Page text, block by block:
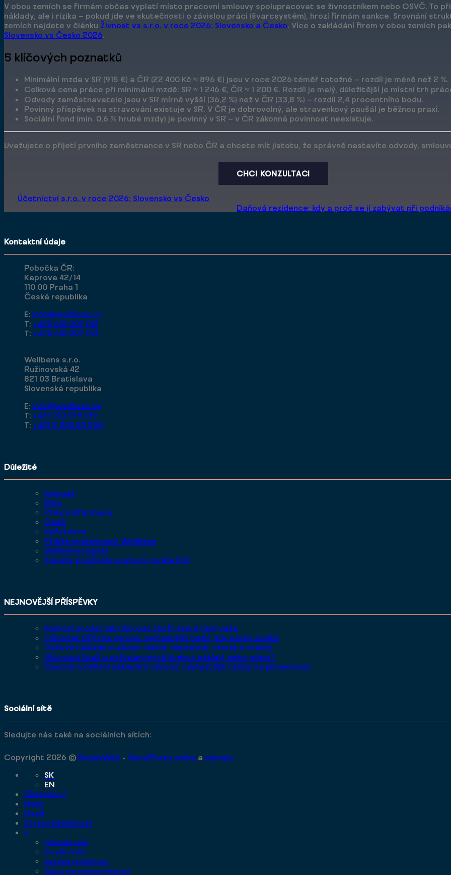
V obou zemích se firmám občas vyplatí místo pracovní smlouvy spolupracovat se živnostníkem nebo OSVČ. To
náklady, ale i rizika — pokud jde ve skutečnosti o závislou práci (švarcsystém), hrozí firmám sankce. Srovnání
zemích najdete v článku Živnost vs s.r.o. v roce 2026: Slovensko a Česko . Více o zakládání firem v obou zemích
Slovensko vs Česko 2026
5 klíčových poznatků
Minimální mzda v SR (915 €) a ČR (22 400 Kč ≈ 896 €) jsou v roce 2026 téměř totožné — rozdíl je méně než 2 %.
Celková cena práce při minimální mzdě: SR ≈ 1 246 €, ČR ≈ 1 200 €. Rozdíl je malý, důležitější je místní trh
Odvody zaměstnavatele jsou v SR mírně vyšší (36,2 %) než v ČR (33,8 %) — rozdíl 2,4 procentního bodu.
Povinný příspěvek na stravování existuje v SR. V ČR je dobrovolný, ale stravenkový paušál je běžnou praxí.
Sociální fond (min. 0,6 % hrubé mzdy) je povinný v SR — v ČR zákonná povinnost neexistuje.
Uvažujete o přijetí prvního zaměstnance v SR nebo ČR a chcete mít jistotu, že správně nastavíte odvody,
CHCI KONZULTACI
Účetnictví s.r.o. v roce 2026: Slovensko vs Česko
Daňová rezidence: kdy a proč se jí zabývat při
Kontaktní údaje
Pobočka ČR:
Kaprova 42/14
110 00 Praha 1
Česká republika
E: info@wellbens.cz
T: +420 601 007 014
T: +420 601 007 013
Wellbens s.r.o.
Ružinovská 42
821 03 Bratislava
Slovenská republika
E: info@wellbens.sk
T: +421 910 979 919
T: +421 2 204 20 230
Důležité
Kontakt
Blog
Právní informace
Ceník
Reference
Příběh společnosti Wellbens
Wellbens.Digital
Zásady používání souborů cookie (EU)
NEJNOVĚJŠÍ PŘÍSPĚVKY
Komisní prodej: jak účtovat zboží, které není vaše
Odpočet DPH na vstupu: nejčastější pasti, kdy nárok zaniká
Daňové náklady e-shopu: balné, dopravné, vzorky a vratky
Účtování SaaS a softwarových licencí: náklad, nebo odpis?
Časové rozlišení nákladů a výnosů: nejčastější chyby na přelomu let
Sociální sítě
Sledujte nás také na sociálních sítích:
Copyright 2026 © BugesWeb - WordPress weby a eshopy
SK
EN
Účetnictví
Mzdy
Daně
Kryptoúčetnictví
+
Převodní ceny
Virtuální sídlo
Založení společnosti
Nákup a prodej společností